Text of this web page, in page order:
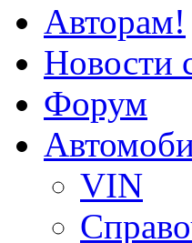
Авторам!
Новости
Форум
VIN